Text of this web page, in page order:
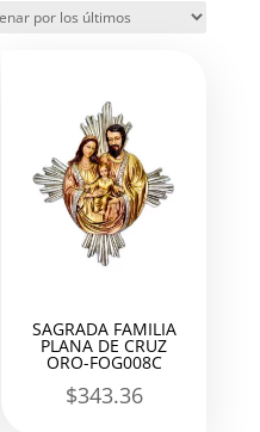
los
SAGRADA FAMILIA
PLANA DE CRUZ
ORO-FOG008C
$343.36